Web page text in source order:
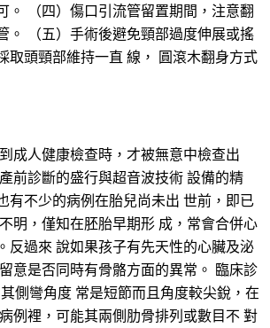
。 （四）傷口引流管留置期間，注意翻
。 （五）手術後避免頸部過度伸展或搖
取頭頸部維持一直 線， 圓滾木翻身方式
成人健康檢查時，才被無意中檢查出
前診斷的盛行與超音波技術 設備的精
有不少的病例在胎兒尚未出 世前，即已
明，僅知在胚胎早期形 成，常會合併心
反過來 說如果孩子有先天性的心臟及泌
意是否同時有骨骼方面的異常。 臨床診
側彎角度 常是短節而且角度較尖銳，在
例裡，可能其兩側肋骨排列或數目不 對